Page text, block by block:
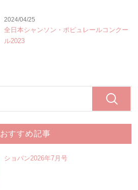
2024/04/25
全日本シャンソン・ポピュレールコンクー
ル2023
おすすめ記事
ショパン2026年7月号